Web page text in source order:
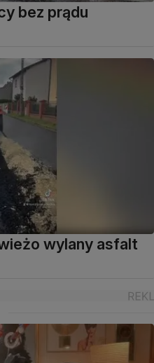
bez prądu
wylany asfalt